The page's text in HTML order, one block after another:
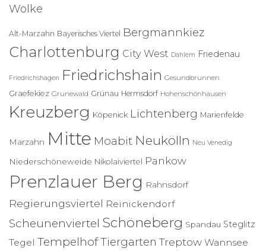
n
a
c
:
Wolke
Alt-Marzahn Bayerisches Viertel Bergmannkiez
Charlottenburg City West Dahlem Friedenau
Friedrichshagen Friedrichshain Gesundbrunnen
Graefekiez Grunewald Grünau Hermsdorf Hohenschönhausen
Kreuzberg Köpenick Lichtenberg Marienfelde
Marzahn Mitte Moabit Neukölln Neu Venedig
Niederschöneweide Nikolaiviertel Pankow
Prenzlauer Berg Rahnsdorf
Regierungsviertel Reinickendorf
Scheunenviertel Schöneberg Spandau Steglitz
Tegel TempelhofTiergarten Treptow Wannsee